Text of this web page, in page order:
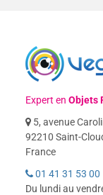
Expert enObjets
5, avenue
92210 Saint-
France
01 41 31 53 00
Du lundi au